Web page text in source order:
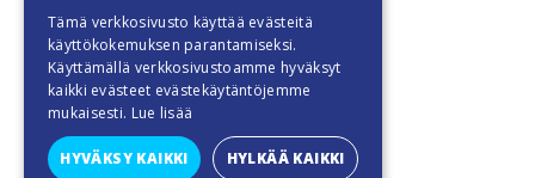
Tämä verkkosivusto käyttää evästeitä
käyttökokemuksen parantamiseksi.
Käyttämällä verkkosivustoamme hyväksyt
kaikki evästeet evästekäytäntöjemme
mukaisesti. Lue lisää
HYVÄKSY KAIKKI HYLKÄÄ KAIKKI